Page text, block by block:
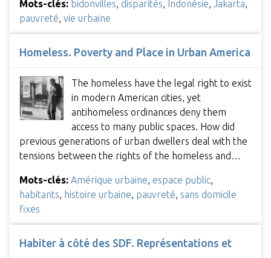
Mots-clés: bidonvilles, disparités, Indonésie, Jakarta,
pauvreté, vie urbaine
Homeless. Poverty and Place in Urban America
The homeless have the legal right to exist
in modern American cities, yet
antihomeless ordinances deny them
access to many public spaces. How did
previous generations of urban dwellers deal with the
tensions between the rights of the homeless and…
Mots-clés: Amérique urbaine, espace public,
habitants, histoire urbaine, pauvreté, sans domicile
fixes
Habiter à côté des SDF. Représentations et